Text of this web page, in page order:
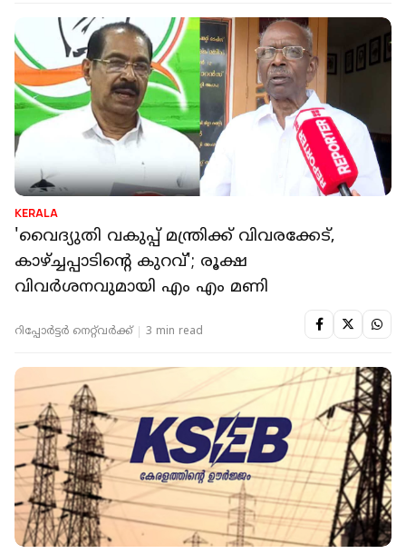
KERALA
'വൈദ്യുതി വകുപ്പ് മന്ത്രിക്ക് വിവരക്കേട്,
കാഴ്ച്ചപ്പാടിന്റെ കുറവ്'; രൂക്ഷ
വിവര്‍ശനവുമായി എം എം മണി
റിപ്പോർട്ടർ നെറ്റ്‌വര്‍ക്ക്‌ 3 min read